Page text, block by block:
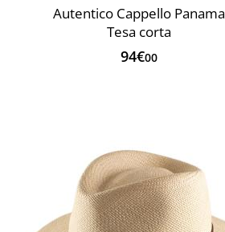
Autentico Cappello Panama
Tesa corta
94€00